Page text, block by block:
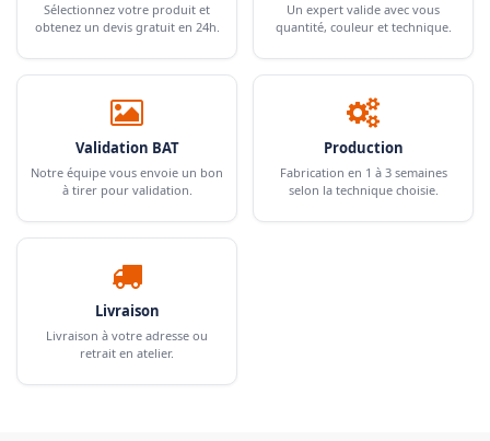
Sélectionnez votre produit et
obtenez un devis gratuit en 24h.
Un expert valide avec vous
quantité, couleur et technique.
Validation BAT
Notre équipe vous envoie un bon
à tirer pour validation.
Production
Fabrication en 1 à 3 semaines
selon la technique choisie.
Livraison
Livraison à votre adresse ou
retrait en atelier.